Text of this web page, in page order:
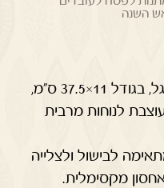
השנה
כפפה איכותית לתנור או למנגל, בגודל 11×37.5 ס"מ,
לנוחות מרבית
לבישול ולצלייה
מקסימלית.